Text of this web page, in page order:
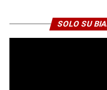
SOLO SU